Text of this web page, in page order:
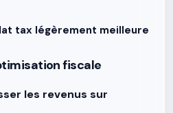
tax légèrement meilleure
fiscale
les revenus sur